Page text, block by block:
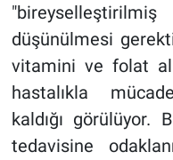
düşünülmesi
vitamini ve folat
hastalıkla
kaldığı görülüyor.
tedavisine